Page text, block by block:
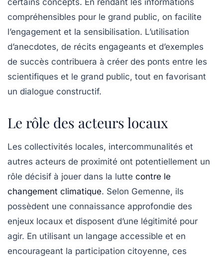
certains concepts. En rendant les informations
compréhensibles pour le grand public, on facilite
l’engagement et la sensibilisation. L’utilisation
d’anecdotes, de récits engageants et d’exemples
de succès contribuera à créer des ponts entre les
scientifiques et le grand public, tout en favorisant
un dialogue constructif.
Le rôle des acteurs locaux
Les collectivités locales, intercommunalités et
autres acteurs de proximité ont potentiellement un
rôle décisif à jouer dans la lutte contre le
changement climatique. Selon Gemenne, ils
possèdent une connaissance approfondie des
enjeux locaux et disposent d’une légitimité pour
agir. En utilisant un langage accessible et en
encourageant la participation citoyenne, ces